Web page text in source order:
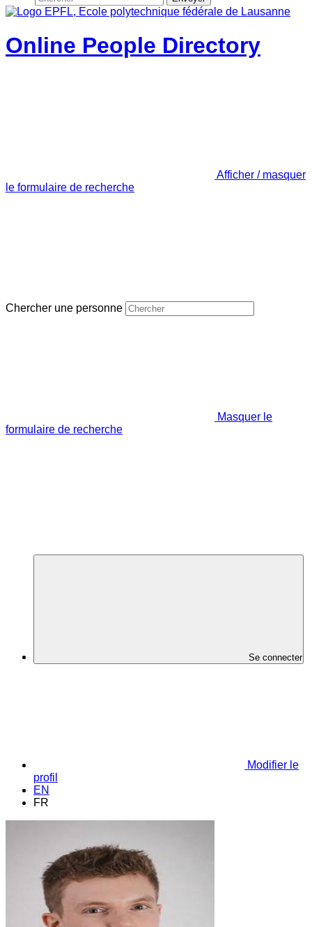
Online People Directory
Afficher / masquer
le formulaire de recherche
Chercher une personne
Masquer le
formulaire de recherche
Se connecter
Modifier le
profil
EN
FR